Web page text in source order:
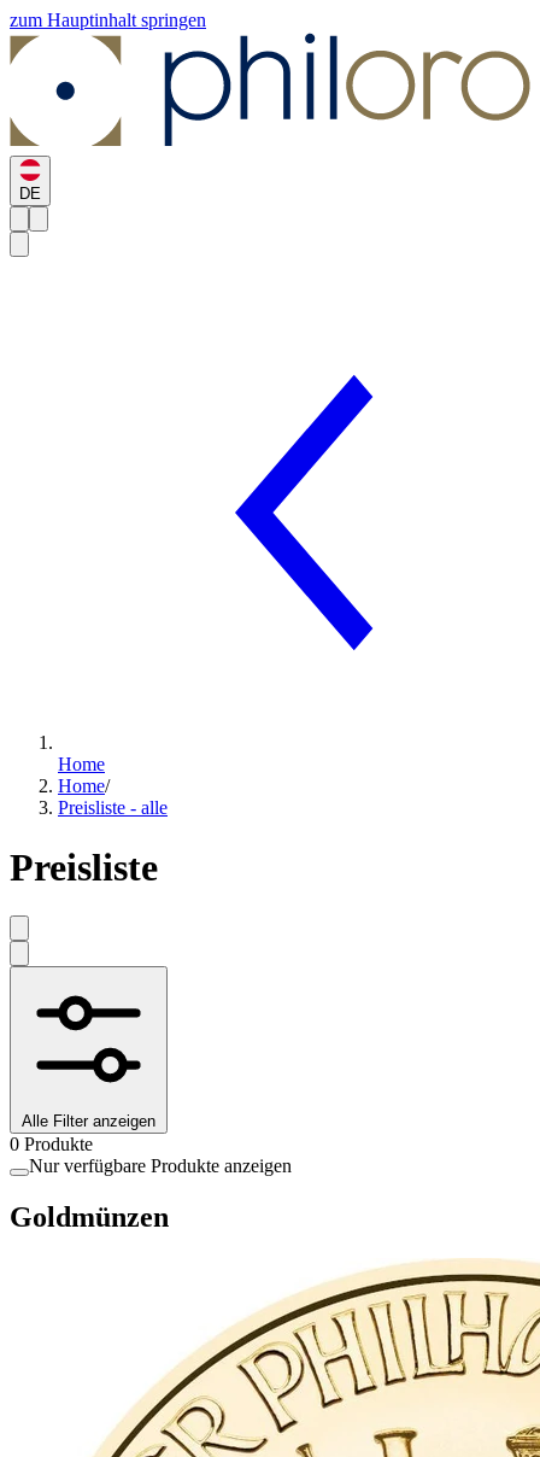
zum Hauptinhalt springen
DE
Home
Home/
Preisliste - alle
Preisliste
Alle Filter anzeigen
0 Produkte
Nur verfügbare Produkte anzeigen
Goldmünzen